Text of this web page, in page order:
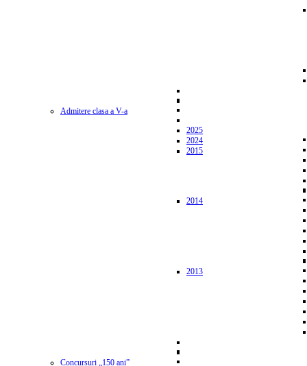
Admitere clasa a V-a
2025
2024
2015
2014
2013
Concursuri „150 ani”